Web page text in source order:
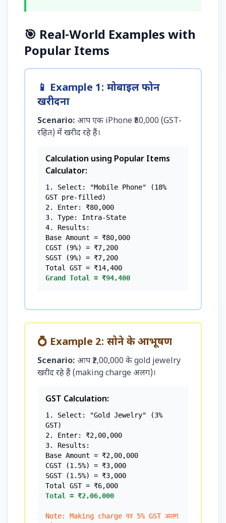
🎯 Real-World Examples with
Popular Items
📱 Example 1: मोबाइल फोन
खरीदना
Scenario: आप एक iPhone ₹80,000 (GST-
रहित) में खरीद रहे हैं।
Calculation using Popular Items
Calculator:
1. Select: "Mobile Phone" (18%
GST pre-filled)
2. Enter: ₹80,000
3. Type: Intra-State
4. Results:
Base Amount = ₹80,000
CGST (9%) = ₹7,200
SGST (9%) = ₹7,200
Total GST = ₹14,400
Grand Total = ₹94,400
💍 Example 2: सोने के आभूषण
Scenario: आप ₹2,00,000 के gold jewelry
खरीद रहे हैं (making charge अलग)।
GST Calculation:
1. Select: "Gold Jewelry" (3%
GST)
2. Enter: ₹2,00,000
3. Results:
Base Amount = ₹2,00,000
CGST (1.5%) = ₹3,000
SGST (1.5%) = ₹3,000
Total GST = ₹6,000
Total = ₹2,06,000
Note: Making charge पर 5% GST अलग